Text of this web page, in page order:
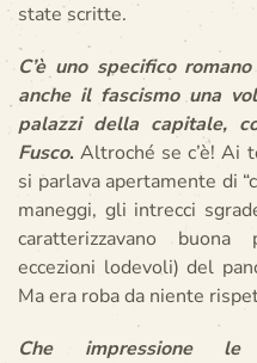
state scritte.
C’è uno specifico
anche il fascismo una
palazzi della capitale,
Fusco.Altroché se c’è! Ai
si parlava apertamente di
maneggi, gli intrecci
caratterizzavano buona
eccezioni lodevoli) del
Ma era roba da niente
Che impressione